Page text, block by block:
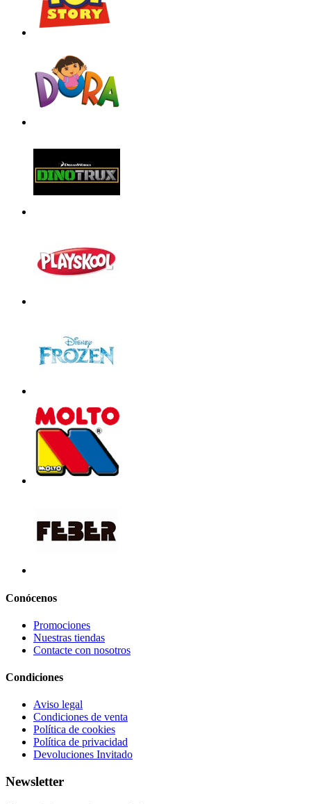
Conócenos
Promociones
Nuestras tiendas
Contacte con nosotros
Condiciones
Aviso legal
Condiciones de venta
Política de cookies
Política de privacidad
Devoluciones Invitado
Newsletter